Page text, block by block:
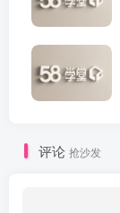
评论 抢沙发